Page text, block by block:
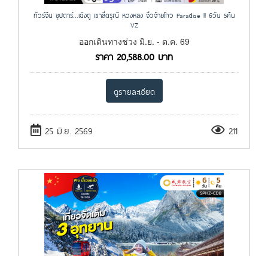
ทัวร์จีน ซุปตาร์...เฉิงตู เขาสี่ดรุณี หวงหลง จิ่วจ้ายโกว Paradise !! 6วัน 5คืน
VZ
ออกเดินทางช่วง มิ.ย. - ต.ค. 69
ราคา 20,588.00 บาท
ดูรายละเอียด
25 มิ.ย. 2569 211